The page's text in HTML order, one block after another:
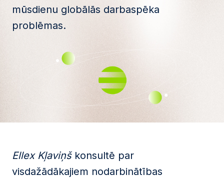
mūsdienu globālās darbaspēka
problēmas.
Ellex Kļaviņškonsultē par
visdažādākajiem nodarbinātības